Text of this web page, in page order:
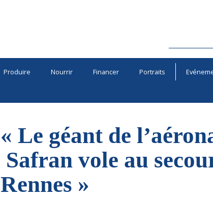
Produire Nourrir Financer Portraits
« Le géant de
Safran vole au
Rennes »